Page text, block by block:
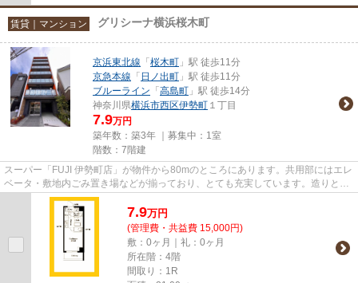
賃貸｜マンション グリシーナ横浜桜木町
京浜東北線 「 桜木町 」駅 徒歩11分
京急本線 「 日ノ出町 」駅 徒歩11分
ブルーライン 「 高島町 」駅 徒歩14分
神奈川県横浜市西区伊勢町 １丁目
7.9万円
築年数：築3年 ｜募集中： 1室
階数：7階建
スーパー「FUJI 伊勢町店」が物件から80mのところにあります。共用部にはエレ
ベータ・敷地内ごみ置き場などが揃っており、とても充実しています。造りとデ
ザインに関して、自信をもっ...
7.9万円
(管理費・共益費 15,000円)
敷：0ヶ月｜礼：0ヶ月
所在階：4階
間取り：1R